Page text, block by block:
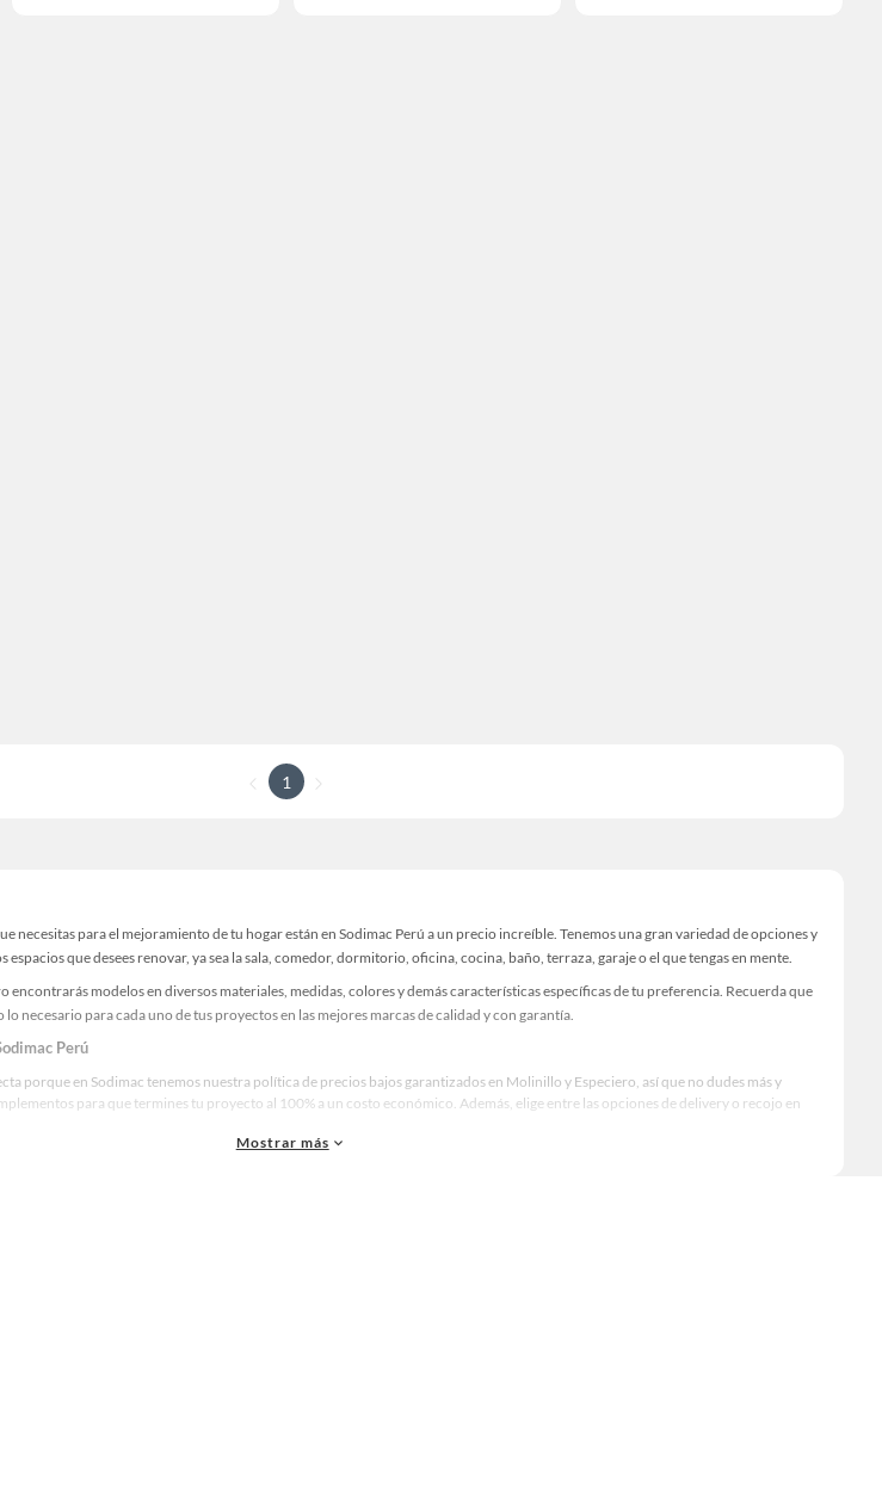
1
necesitas para el mejoramiento de tu hogar están en Sodimac Perú a un precio increíble. Tenemos una gran variedad de opciones y
espacios que desees renovar, ya sea la sala, comedor, dormitorio, oficina, cocina, baño, terraza, garaje o el que tengas en mente.
encontrarás modelos en diversos materiales, medidas, colores y demás características específicas de tu preferencia. Recuerda que
necesario para cada uno de tus proyectos en las mejores marcas de calidad y con garantía.
Perú
porque en Sodimac tenemos nuestra política de precios bajos garantizados en Molinillo y Especiero, así que no dudes más y
para que termines tu proyecto al 100% a un costo económico. Además, elige entre las opciones de delivery o recojo en
Mostrar más